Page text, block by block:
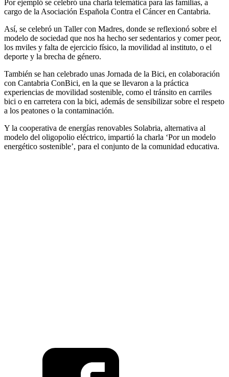
Por ejempló se celebró una charla telemática para las familias, a
cargo de la Asociación Española Contra el Cáncer en Cantabria.
Así, se celebró un Taller con Madres, donde se reflexionó sobre el
modelo de sociedad que nos ha hecho ser sedentarios y comer peor,
los mviles y falta de ejercicio físico, la movilidad al instituto, o el
deporte y la brecha de género.
También se han celebrado unas Jornada de la Bici, en colaboración
con Cantabria ConBici, en la que se llevaron a la práctica
experiencias de movilidad sostenible, como el tránsito en carriles
bici o en carretera con la bici, además de sensibilizar sobre el respeto
a los peatones o la contaminación.
Y la cooperativa de energías renovables Solabria, alternativa al
modelo del oligopolio eléctrico, impartió la charla ‘Por un modelo
energético sostenible’, para el conjunto de la comunidad educativa.